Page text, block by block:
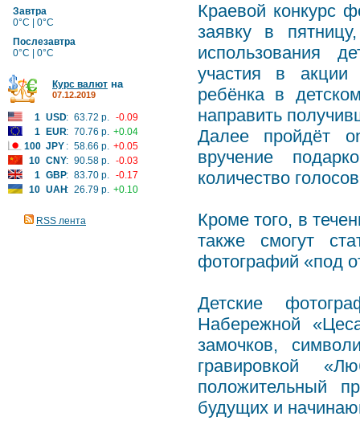
Завтра
0°C | 0°C
Послезавтра
0°C | 0°C
Курс валют на
07.12.2019
1 USD: 63.72 р. -0.09
1
EUR: 70.76 р. +0.04
100 JPY : 58.66 р. +0.05
10 CNY: 90.58 р. -0.03
1 GBP: 83.70 р. -0.17
10 UAH: 26.79 р. +0.10
RSS лента
Краевой конкурс
заявку в
использования
участия в акции
ребёнка в
направить
Далее пройдёт
вручение
количество
Кроме того, в
также смогут
фотографий «под
Детские
Набережной
замочков,
гравировкой
положительный
будущих и